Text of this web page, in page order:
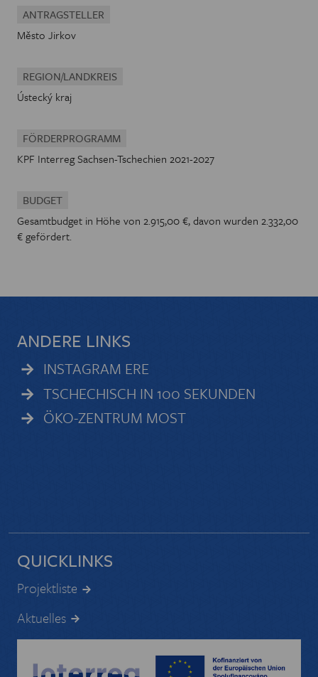
ANTRAGSTELLER
Město Jirkov
REGION/LANDKREIS
Ústecký kraj
FÖRDERPROGRAMM
KPF Interreg Sachsen-Tschechien 2021-2027
BUDGET
Gesamtbudget in Höhe von 2.915,00 €, davon wurden 2.332,00
€ gefördert.
ANDERE LINKS
INSTAGRAM ERE
TSCHECHISCH IN 100 SEKUNDEN
ÖKO-ZENTRUM MOST
QUICKLINKS
Projektliste
Aktuelles